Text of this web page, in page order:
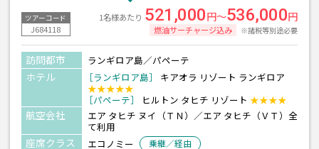
ツアーコード
J684118
1名様あたり 521,000円～536,000円
燃油サーチャージ込み ※諸税等別途必要
訪問都市 ランギロア島／パペーテ
ホテル ［ランギロア島］
キアオラ リゾート ランギロア
★★★★★
［パペーテ］
ヒルトン タヒチ リゾート ★★★★
航空会社
エア タヒチ ヌイ（ＴＮ）／エア タヒチ（ＶＴ）全
て利用
座席クラス エコノミー 乗継／経由